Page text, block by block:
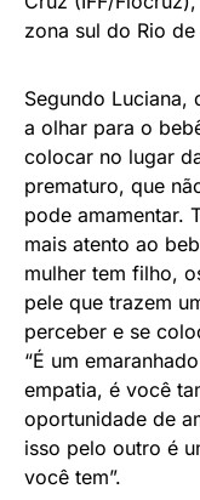
zona sul do Rio
Segundo Luciana,
a olhar para o
colocar no lugar
prematuro, que
pode amamentar.
mais atento ao
mulher tem filho,
pele que trazem
perceber e se
“É um
empatia, é você
oportunidade de
isso pelo outro é
você tem”.